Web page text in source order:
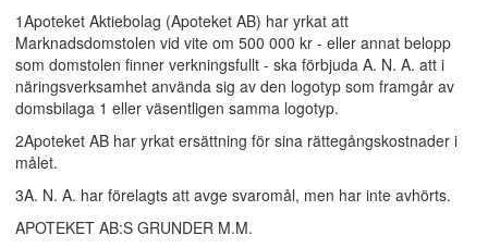
1Apoteket Aktiebolag (Apoteket AB) har yrkat att
Marknadsdomstolen vid vite om 500 000 kr - eller annat belopp
som domstolen finner verkningsfullt - ska förbjuda A. N. A. att i
näringsverksamhet använda sig av den logotyp som framgår av
domsbilaga 1 eller väsentligen samma logotyp.
2Apoteket AB har yrkat ersättning för sina rättegångskostnader i
målet.
3A. N. A. har förelagts att avge svaromål, men har inte avhörts.
APOTEKET AB:S GRUNDER M.M.